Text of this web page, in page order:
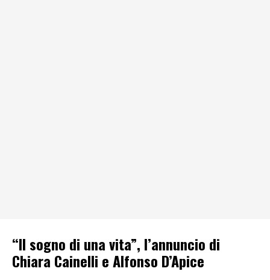
“Il sogno di una vita”, l’annuncio di
Chiara Cainelli e Alfonso D’Apice